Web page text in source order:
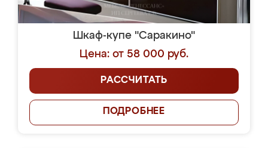
Шкаф-купе "Саракино"
Цена: от 58 000 руб.
РАССЧИТАТЬ
ПОДРОБНЕЕ